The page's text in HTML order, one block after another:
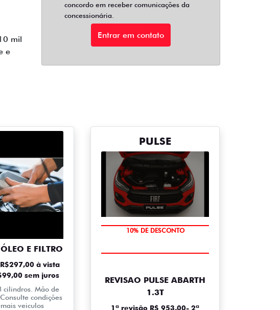
mil
e
concordo em receber comunicações da
concessionária.
Entrar em contato
E FILTRO
à vista
sem juros
cilindros. Mão de
condições
veiculos
PULSE
MÃO DE OBRA
REVISAO PULSE ABARTH
1.3T
1ª revisão R$ 953,00- 2ª